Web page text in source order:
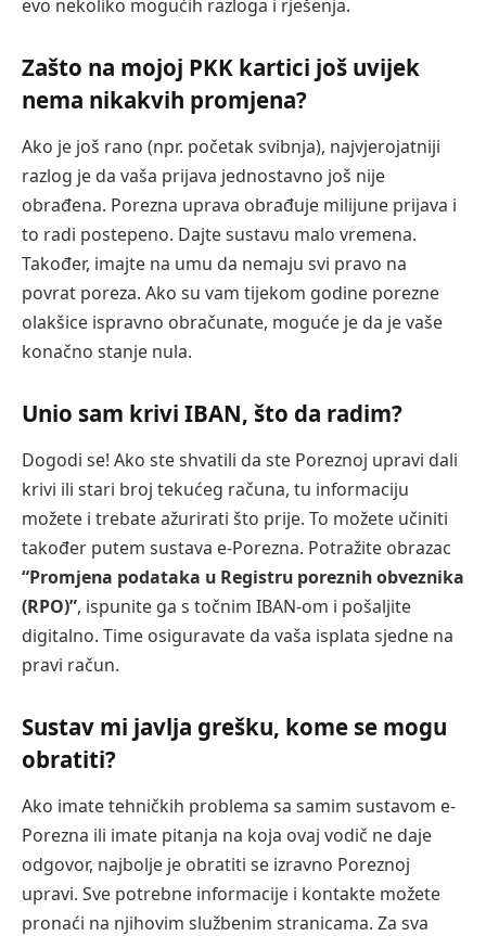
evo nekoliko mogućih razloga i rješenja.
Zašto na mojoj PKK kartici još uvijek
nema nikakvih promjena?
Ako je još rano (npr. početak svibnja), najvjerojatniji
razlog je da vaša prijava jednostavno još nije
obrađena. Porezna uprava obrađuje milijune prijava i
to radi postepeno. Dajte sustavu malo vremena.
Također, imajte na umu da nemaju svi pravo na
povrat poreza. Ako su vam tijekom godine porezne
olakšice ispravno obračunate, moguće je da je vaše
konačno stanje nula.
Unio sam krivi IBAN, što da radim?
Dogodi se! Ako ste shvatili da ste Poreznoj upravi dali
krivi ili stari broj tekućeg računa, tu informaciju
možete i trebate ažurirati što prije. To možete učiniti
također putem sustava e-Porezna. Potražite obrazac
“Promjena podataka u Registru poreznih obveznika
(RPO)”, ispunite ga s točnim IBAN-om i pošaljite
digitalno. Time osiguravate da vaša isplata sjedne na
pravi račun.
Sustav mi javlja grešku, kome se mogu
obratiti?
Ako imate tehničkih problema sa samim sustavom e-
Porezna ili imate pitanja na koja ovaj vodič ne daje
odgovor, najbolje je obratiti se izravno Poreznoj
upravi. Sve potrebne informacije i kontakte možete
pronaći na njihovim službenim stranicama. Za sva